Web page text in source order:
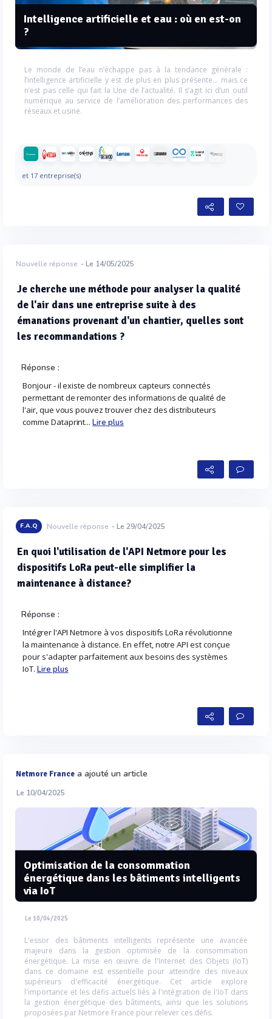
Intelligence artificielle et eau : où en est-on
?
Le monde de l’eau n’échappe pas à la tendance générale :
l’intelligence artificielle y est de plus en plus présente… mais ce
n’est pas celle qui fait la Une de l’actualité. Il s’agit ici d’un outil
numérique au service de l’amélioration des performances des
réseaux et usine.
et 17 entreprise(s)
Nouvelle réponse - Le 14/05/2025
Je cherche une méthode pour analyser la qualité
de l'air dans une entreprise suite à des
émanations provenant d'un chantier, quelles sont
les recommandations ?
Réponse :
Bonjour - il existe de nombreux capteurs connectés
permettant de remonter des informations de qualité de
l'air, que vous pouvez trouver chez des distributeurs
comme Dataprint...Lire plus
F.A.Q Nouvelle réponse - Le 29/04/2025
En quoi l'utilisation de l'API Netmore pour les
dispositifs LoRa peut-elle simplifier la
maintenance à distance?
Réponse :
Intégrer l'API Netmore à vos dispositifs LoRa révolutionne
la maintenance à distance. En effet, notre API est conçue
pour s'adapter parfaitement aux besoins des systèmes
IoT. Lire plus
Netmore France a ajouté un article
Le 10/04/2025
Optimisation de la consommation
énergétique dans les bâtiments intelligents
via IoT
Le 10/04/2025
L'essor des bâtiments intelligents représente une avancée
majeure dans la gestion optimisée de la consommation
énergétique. La mise en œuvre de l'Internet des Objets (IoT)
dans ce domaine est essentielle pour atteindre des niveaux
supérieurs d'efficacité énergétique. Cet article explore
l'importance et les défis actuels liés à l'intégration de l'IoT dans
la gestion énergétique des bâtiments, ainsi que les solutions
proposées par Netmore France pour relever ces défis.